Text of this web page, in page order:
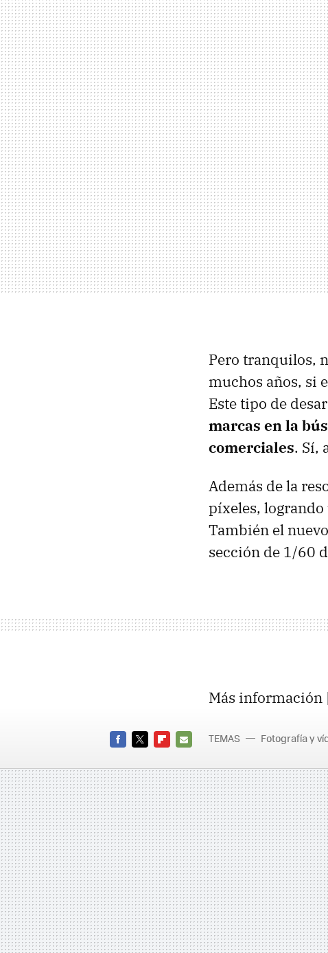
Pero tranquilos,
muchos años, si
Este tipo de
marcas en la
comerciales. Sí,
Además de la
píxeles,
También el
sección de 1/60
Más información |
MAIL
TEMAS Fotografía y